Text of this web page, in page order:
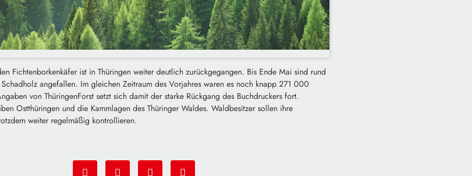
Fichtenborkenkäfer ist in Thüringen weiter deutlich zurückgegangen. Bis Ende Mai sind rund
angefallen. Im gleichen Zeitraum des Vorjahres waren es noch knapp 271 000
von ThüringenForst setzt sich damit der starke Rückgang des Buchdruckers fort.
Ostthüringen und die Kammlagen des Thüringer Waldes. Waldbesitzer sollen ihre
weiter regelmäßig kontrollieren.